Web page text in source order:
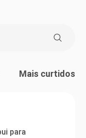
Mais curtidos
para